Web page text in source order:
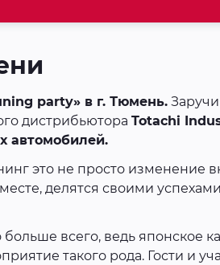
party» в г. Тюмень.
дистрибьютора Totachi
автомобилей.
это не просто изменение
делятся своими
всего, ведь японское
такого рода. Гости и